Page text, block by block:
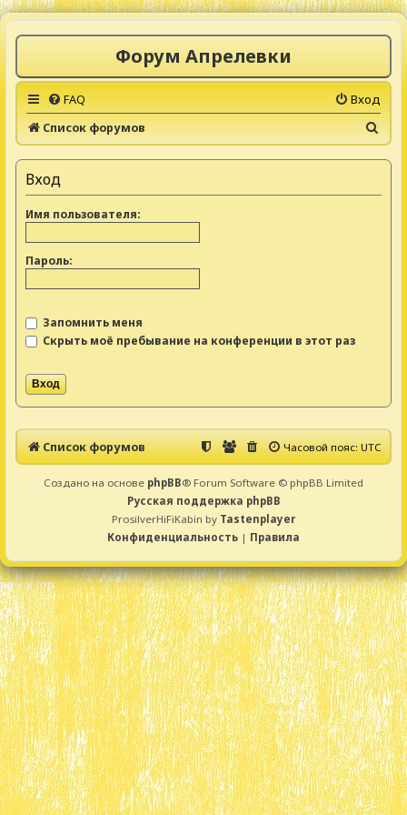
Форум Апрелевки
FAQ
Вход
Список форумов
о
с
Вход
Имя пользователя:
Пароль:
Запомнить меня
Скрыть моё пребывание на конференции в этот раз
Список форумов Часовой пояс:UTC
Создано на основе phpBB® Forum Software © phpBB Limited
Русская поддержка phpBB
ProsilverHiFiKabin by Tastenplayer
Конфиденциальность | Правила